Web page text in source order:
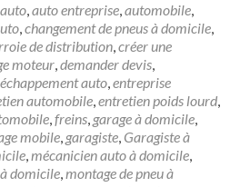
,auto entreprise,automobile,
,changement de pneus à domicile,
de distribution,créer une
moteur,demander devis,
échappement auto,entreprise
automobile,entretien poids lourd,
,freins, garage à domicile,
mobile, garagiste, Garagiste à
,mécanicien auto à domicile,
domicile,montage de pneu à